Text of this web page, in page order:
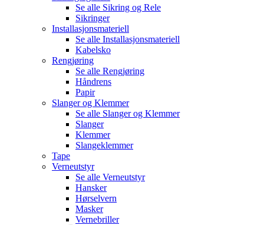
Se alle Sikring og Rele
Sikringer
Installasjonsmateriell
Se alle Installasjonsmateriell
Kabelsko
Rengjøring
Se alle Rengjøring
Håndrens
Papir
Slanger og Klemmer
Se alle Slanger og Klemmer
Slanger
Klemmer
Slangeklemmer
Tape
Verneutstyr
Se alle Verneutstyr
Hansker
Hørselvern
Masker
Vernebriller